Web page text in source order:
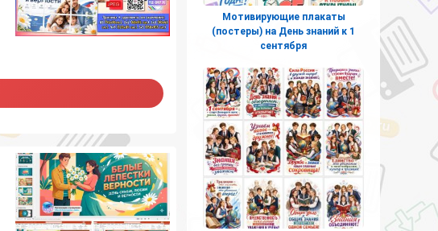
Мотивирующие плакаты
(постеры) на День знаний к 1
сентября